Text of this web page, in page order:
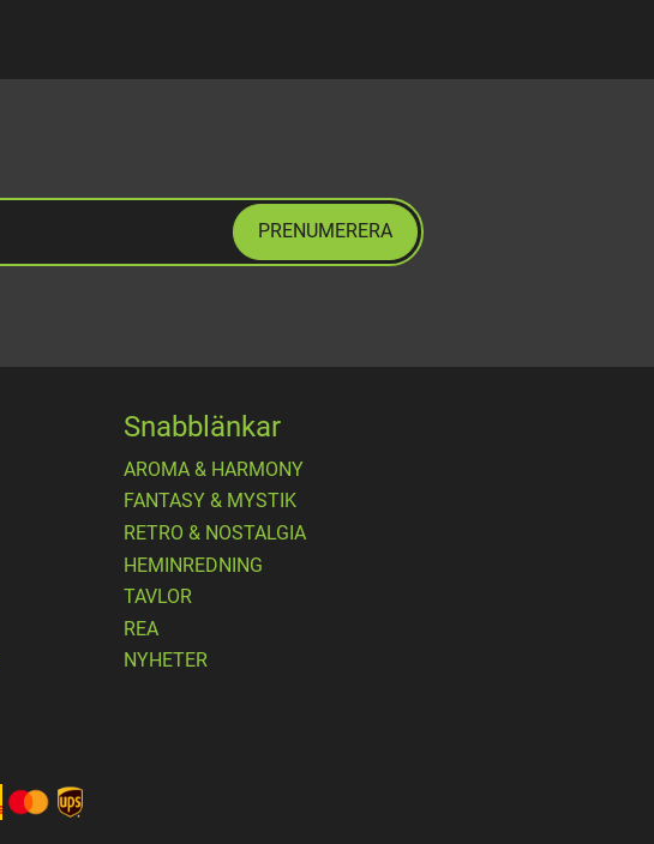
PRENUMERERA
Snabblänkar
AROMA & HARMONY
FANTASY & MYSTIK
RETRO & NOSTALGIA
HEMINREDNING
TAVLOR
REA
NYHETER